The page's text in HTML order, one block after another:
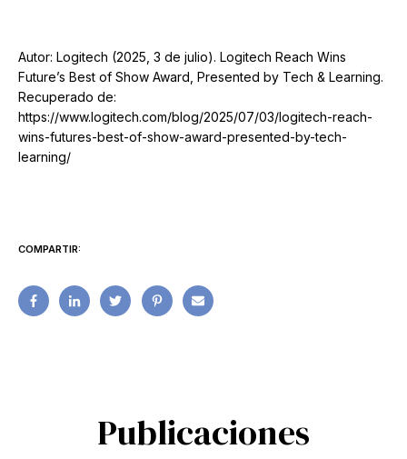
Autor: Logitech (2025, 3 de julio). Logitech Reach Wins
Future’s Best of Show Award, Presented by Tech & Learning.
Recuperado de:
https://www.logitech.com/blog/2025/07/03/logitech-reach-
wins-futures-best-of-show-award-presented-by-tech-
learning/
COMPARTIR:
Publicaciones